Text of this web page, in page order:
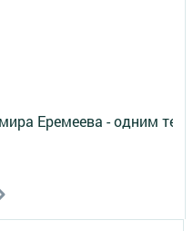
Еремеева - одним